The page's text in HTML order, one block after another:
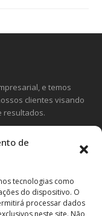
de
tecnologias como
do dispositivo. O
processar dados
neste site. Não
e temos
clientes visando
resultados.